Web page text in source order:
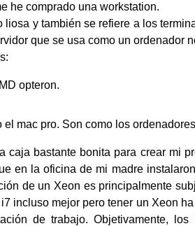
he comprado una workstation.
y también se refiere a los
que se usa como un ordenador
opteron.
el mac pro. Son como los
bastante bonita para crear mi
en la oficina de mi madre
de un Xeon es principalmente
incluso mejor pero tener un Xeon
de trabajo. Objetivamente, los